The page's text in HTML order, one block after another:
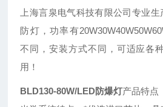
上海言泉电气科技有限公司专业
防灯，功率有
不同，安装方式不同，可适应各
用！
BLD130-80W/LED防爆灯产品特点